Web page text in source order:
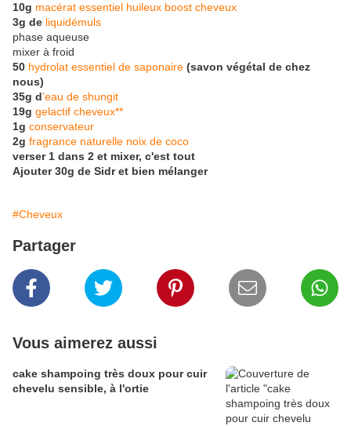
10g macérat essentiel huileux boost cheveux
3g de liquidémuls
phase aqueuse
mixer à froid
50 hydrolat essentiel de saponaire (savon végétal de chez
nous)
35g d'eau de shungit
19g gelactif cheveux**
1g conservateur
2g fragrance naturelle noix de coco
verser 1 dans 2 et mixer, c'est tout
Ajouter 30g de Sidr et bien mélanger
#Cheveux
Partager
Vous aimerez aussi
cake shampoing très doux pour cuir
chevelu sensible, à l'ortie